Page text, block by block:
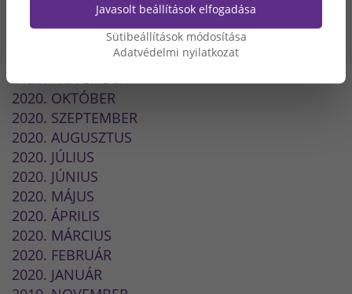
2021. FEBRUÁR
2020. DECEMBER
2020. NOVEMBER
2020. OKTÓBER
2020. SZEPTEMBER
2020. AUGUSZTUS
2020. JÚLIUS
2020. JÚNIUS
2020. MÁJUS
2020. ÁPRILIS
2020. MÁRCIUS
2020. FEBRUÁR
2020. JANUÁR
Javasolt beállítások elfogadása
Sütibeállítások módosítása
Adatvédelmi nyilatkozat